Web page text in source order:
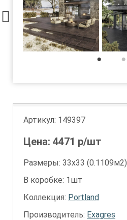
Артикул: 149397
Цена: 4471 р/шт
Размеры: 33х33 (0.1109м2)
В коробке: 1шт
Коллекция: Portland
Производитель: Exagres